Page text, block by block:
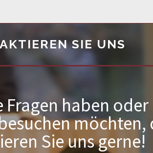
SIE UNS
Fragen haben
möchten,
Sie uns gerne!